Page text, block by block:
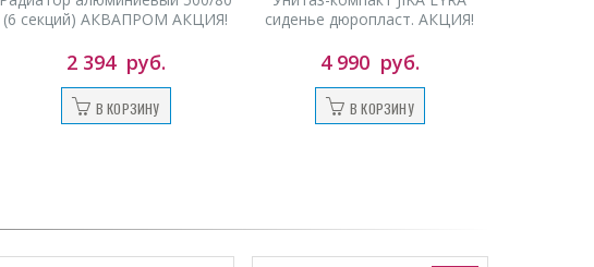
(6 секций) АКВАПРОМ АКЦИЯ!
2 394 руб.
В КОРЗИНУ
сиденье дюропласт. АКЦИЯ!
4 990 руб.
В КОРЗИНУ